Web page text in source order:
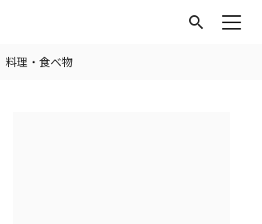
search
料理・食べ物